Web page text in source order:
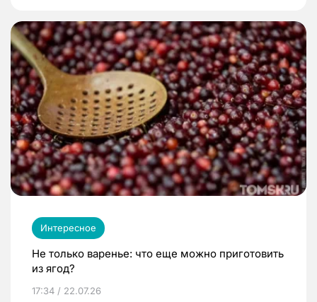
Интересное
Не только варенье: что еще можно приготовить
из ягод?
17:34 / 22.07.26